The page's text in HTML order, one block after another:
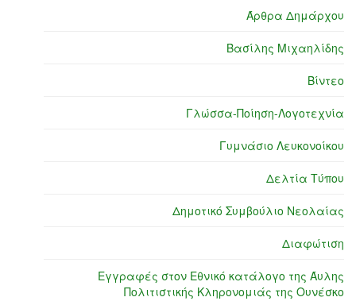
Άρθρα Δημάρχου
Βασίλης Μιχαηλίδης
Βίντεο
Γλώσσα-Ποίηση-Λογοτεχνία
Γυμνάσιο Λευκονοίκου
Δελτία Τύπου
Δημοτικό Συμβούλιο Νεολαίας
Διαφώτιση
Εγγραφές στον Εθνικό κατάλογο της Άυλης
Πολιτιστικής Κληρονομιάς της Ουνέσκο